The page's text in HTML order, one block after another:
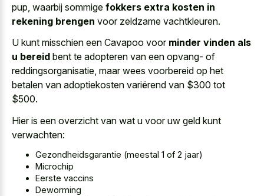
pup, waarbij sommige fokkers extra kosten in
rekening brengen voor zeldzame vachtkleuren.
U kunt misschien een Cavapoo voor minder vinden als
u bereid bent te adopteren van een opvang- of
reddingsorganisatie, maar wees voorbereid op het
betalen van adoptiekosten variërend van $300 tot
$500.
Hier is een overzicht van wat u voor uw geld kunt
verwachten:
Gezondheidsgarantie (meestal 1 of 2 jaar)
Microchip
Eerste vaccins
Deworming